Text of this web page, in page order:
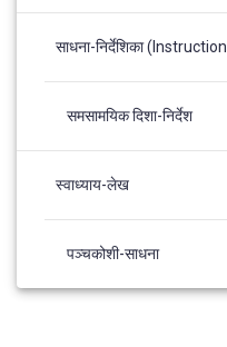
साधना-निर्देशिका
समसामयिक दिशा-निर्देश
स्वाध्याय-लेख
पञ्चकोशी-साधना